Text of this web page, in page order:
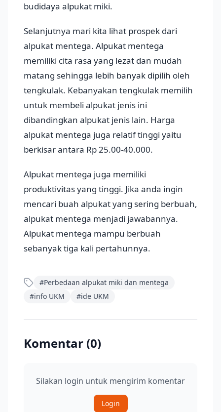
budidaya alpukat miki.
Selanjutnya mari kita lihat prospek dari
alpukat mentega. Alpukat mentega
memiliki cita rasa yang lezat dan mudah
matang sehingga lebih banyak dipilih oleh
tengkulak. Kebanyakan tengkulak memilih
untuk membeli alpukat jenis ini
dibandingkan alpukat jenis lain. Harga
alpukat mentega juga relatif tinggi yaitu
berkisar antara Rp 25.00-40.000.
Alpukat mentega juga memiliki
produktivitas yang tinggi. Jika anda ingin
mencari buah alpukat yang sering berbuah,
alpukat mentega menjadi jawabannya.
Alpukat mentega mampu berbuah
sebanyak tiga kali pertahunnya.
#Perbedaan alpukat miki dan mentega
#info UKM #ide UKM
Komentar (0)
Silakan login untuk mengirim komentar
Login